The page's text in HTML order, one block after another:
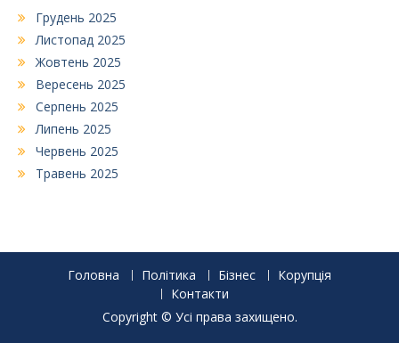
Грудень 2025
Листопад 2025
Жовтень 2025
Вересень 2025
Серпень 2025
Липень 2025
Червень 2025
Травень 2025
Головна Політика Бізнес
Корупція
Контакти
Copyright © Усі права захищено.